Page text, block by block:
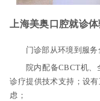
上海美奥口腔就诊
门诊部从环境到服
院内配备CBCT机
诊疗提供技术支持；设
虑；